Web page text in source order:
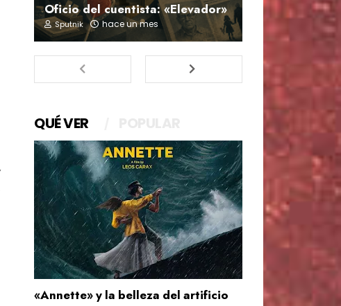
Oficio del cuentista: «Elevador»
Sputnik hace un mes
QUÉ VER
«Annette» y la belleza del artificio